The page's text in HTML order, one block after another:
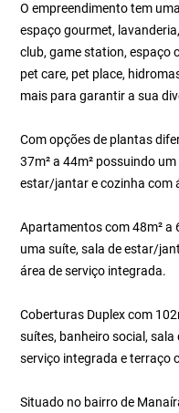
O empreendimento tem
espaço gourmet,
club, game station, espaço
pet care, pet place,
mais para garantir a sua
Com opções de plantas
37m² a 44m² possuindo
estar/jantar e cozinha com
Apartamentos com 48m² a
uma suíte, sala de estar/
área de serviço integrada.
Coberturas Duplex com
suítes, banheiro social,
serviço integrada e terraço
Situado no bairro de